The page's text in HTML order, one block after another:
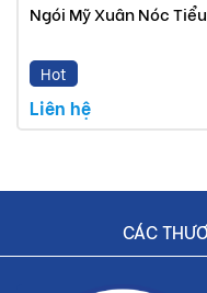
Ngói Mỹ Xuân Nóc Tiểu
Hot
Liên hệ
CÁC